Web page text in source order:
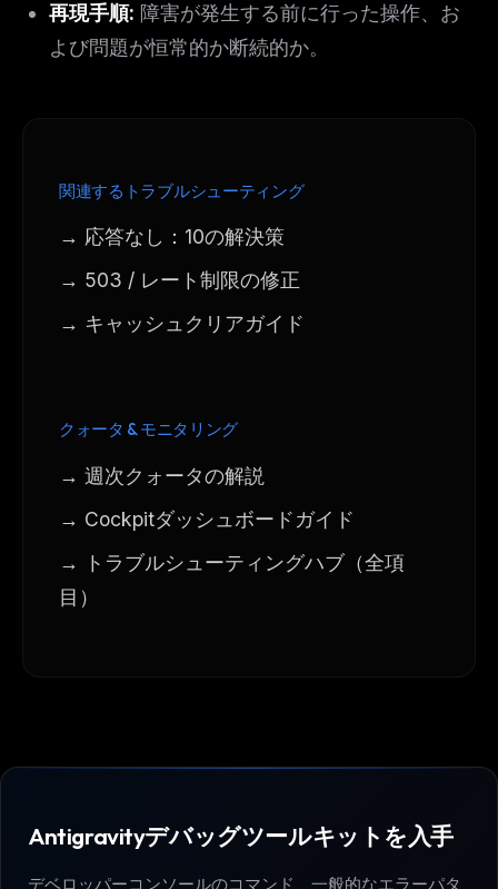
再現手順: 障害が発生する前に行った操作、お
よび問題が恒常的か断続的か。
関連するトラブルシューティング
→ 応答なし：10の解決策
→ 503 / レート制限の修正
→ キャッシュクリアガイド
クォータ & モニタリング
→ 週次クォータの解説
→ Cockpitダッシュボードガイド
→ トラブルシューティングハブ（全項
目）
Antigravityデバッグツールキットを入手
デベロッパーコンソールのコマンド、一般的なエラーパタ